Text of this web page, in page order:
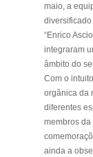
maio, a
“Enrico
integraram
âmbito do
Com o
orgânica da
diferentes
membros
ainda a